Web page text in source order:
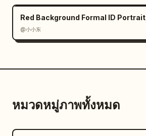
Red Background Formal ID Portrait
@小小东
หมวดหมู่ภาพทั้งหมด